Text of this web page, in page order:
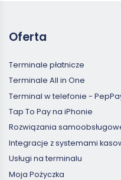
Oferta
Terminale płatnicze
Terminale All in One
Terminal w telefonie -
Tap To Pay na iPhonie
Rozwiązania
Integracje z systemami
Usługi na terminalu
Moja Pożyczka